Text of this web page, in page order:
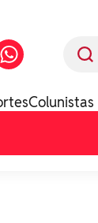
Colunistas